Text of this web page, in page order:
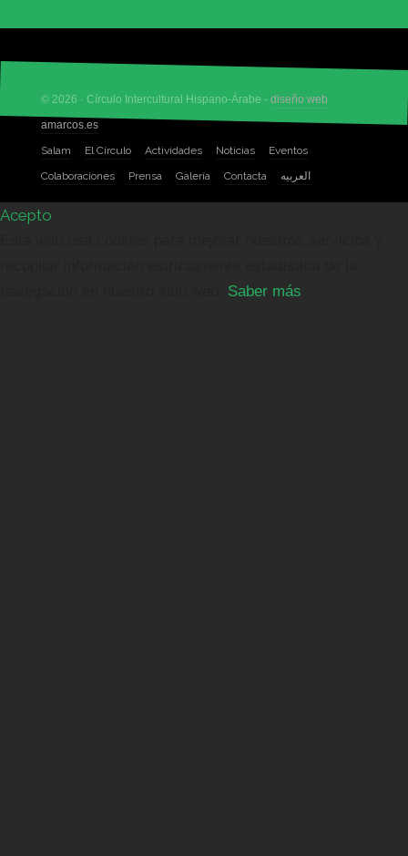
© 2026 · Círculo Intercultural Hispano-Árabe - diseño web
amarcos.es
Salam
El Círculo Actividades Noticias
Eventos
Colaboraciones
Prensa Galería Contacta العربيه
Acepto
Saber más